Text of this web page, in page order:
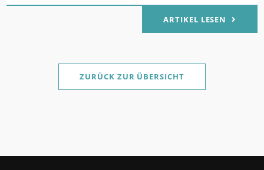
verbilligt: Heutiger Zins bei 0,53 Prozent effektiv bei
35 Jahren Laufzeit und 10 Jahren Zinsbindung
Sanierung in Einzelmaßnahmen ab sofort möglich
ARTIKEL LESEN
ZURÜCK ZUR ÜBERSICHT